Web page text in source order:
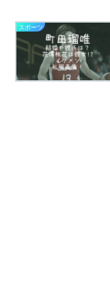
スポーツ